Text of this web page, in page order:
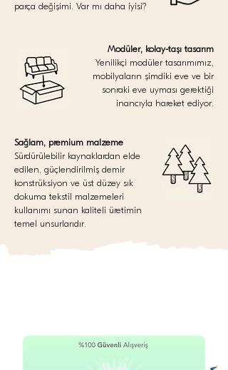
parça değişimi. Var mı daha iyisi?
Modüler, kolay-taşı tasarım
Yenilikçi modüler tasarımımız,
mobilyaların şimdiki eve ve bir
sonraki eve uyması gerektiği
inancıyla hareket ediyor.
Sağlam, premium malzeme
Sürdürülebilir kaynaklardan elde
edilen, güçlendirilmiş demir
konstrüksiyon ve üst düzey sık
dokuma tekstil malzemeleri
kullanımı sunan kaliteli üretimin
temel unsurlarıdır.